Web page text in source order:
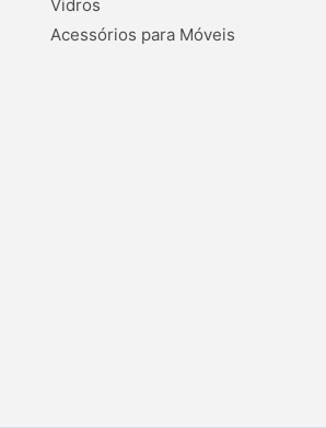
Vidros
Acessórios para Móveis